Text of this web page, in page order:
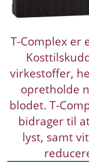
T-Complex er
virkestoffer,
opretholde
blodet. T-
bidrager til
lyst, samt